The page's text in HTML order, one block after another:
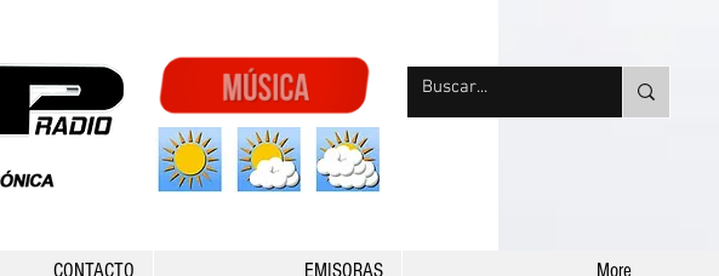
CONTACTO EMISORAS More